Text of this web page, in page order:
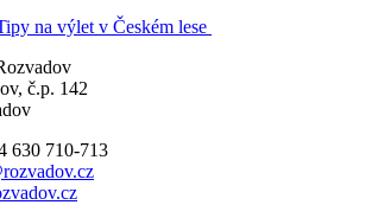
na výlet v Českém lese
č.p. 142
630 710-713